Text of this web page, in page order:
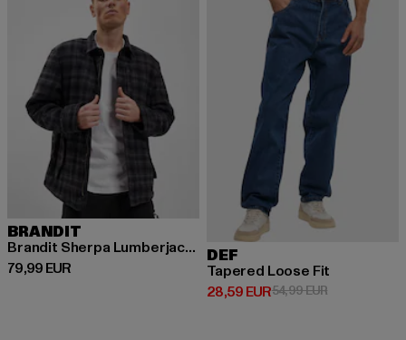
BRANDIT
Brandit Sherpa Lumberjacket
79,99 EUR
Ajankohtainen hinta: 79,99 EUR
DEF
Tapered Loose Fit
28,59 EUR
Ajankohtainen hinta: 28,59 EUR
54,99 EUR